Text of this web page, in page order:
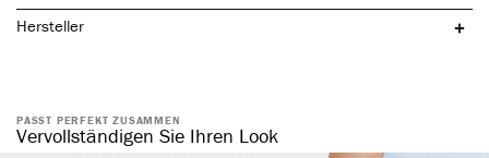
atmungsaktiv & hautfreundlich
elastisch & formstabil
Hersteller
PASST PERFEKT ZUSAMMEN
Vervollständigen Sie Ihren Look